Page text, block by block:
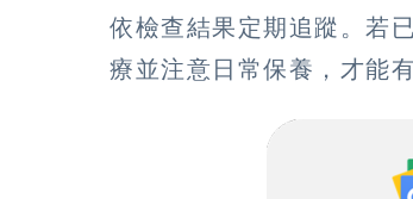
依檢查結果定期追蹤。若
療並注意日常保養，才能